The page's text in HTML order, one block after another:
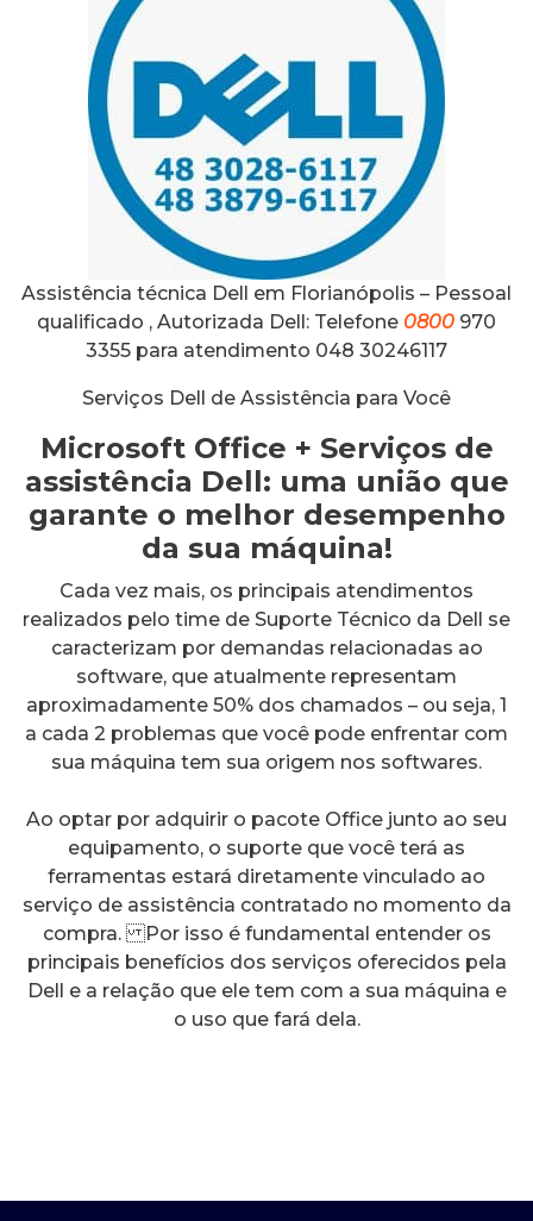
Assistência técnica Dell em Florianópolis – Pessoal
qualificado , Autorizada Dell: Telefone 0800 970
3355 para atendimento 048 30246117
Serviços Dell de Assistência para Você
Microsoft Office + Serviços de
assistência Dell: uma união que
garante o melhor desempenho
da sua máquina!
Cada vez mais, os principais atendimentos
realizados pelo time de Suporte Técnico da Dell se
caracterizam por demandas relacionadas ao
software, que atualmente representam
aproximadamente 50% dos chamados – ou seja, 1
a cada 2 problemas que você pode enfrentar com
sua máquina tem sua origem nos softwares.
Ao optar por adquirir o pacote Office junto ao seu
equipamento, o suporte que você terá as
ferramentas estará diretamente vinculado ao
serviço de assistência contratado no momento da
compra. Por isso é fundamental entender os
principais benefícios dos serviços oferecidos pela
Dell e a relação que ele tem com a sua máquina e
o uso que fará dela.